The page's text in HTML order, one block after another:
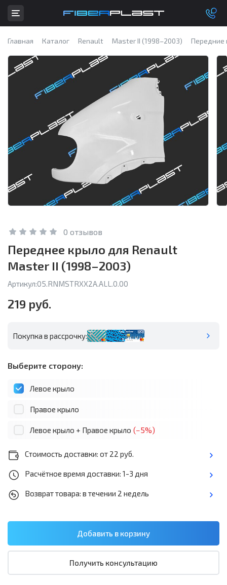
Главная Каталог Renault Master II (1998–2003) Передние
0 отзывов
Переднее крыло для Renault
Master II (1998–2003)
Артикул:05.RNMSTRXX2A.ALL.0.00
219 руб.
Покупка в рассрочку:
Выберите сторону:
Левое крыло
Правое крыло
Левое крыло + Правое крыло (−5%)
Стоимость доставки: от 22 руб.
Расчётное время доставки: 1-3 дня
Возврат товара: в течении 2 недель
Получить консультацию